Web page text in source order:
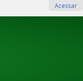
Acessar